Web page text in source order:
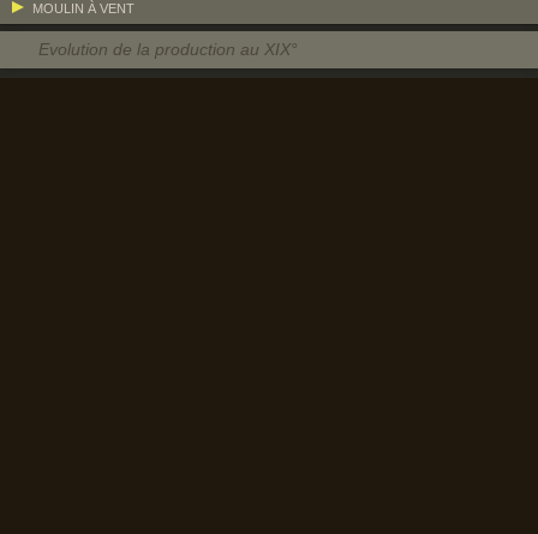
MOULIN À VENT
Evolution de la production au XIX°